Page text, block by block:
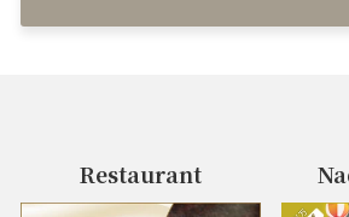
Restaurant